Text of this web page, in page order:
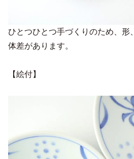
ひとつひとつ手づくりのため、形
体差があります。
【絵付】